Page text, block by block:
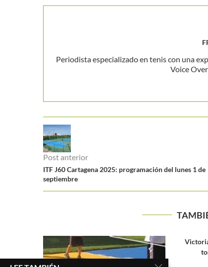
Periodista especializado en tenis con una
Voice
Post anterior
ITF J60 Cartagena 2025: programación del lunes 1 de
septiembre
Victoria Azarenka regresará en el
torneo de Indian Wells
PEERS